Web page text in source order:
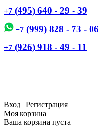
+7 (495) 640 - 29 - 39
+7 (999) 828 - 73 - 06
+7 (926) 918 - 49 - 11
Вход | Регистрация
Моя корзина
Ваша корзина пуста